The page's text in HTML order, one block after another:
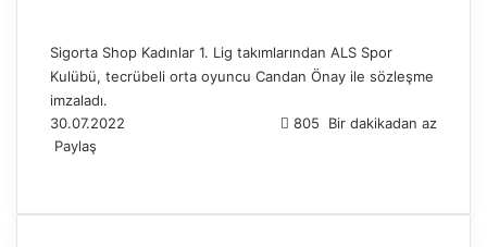
Sigorta Shop Kadınlar 1. Lig takımlarından ALS Spor
Kulübü, tecrübeli orta oyuncu Candan Önay ile sözleşme
imzaladı.
30.07.2022
805
Bir dakikadan az
Paylaş
cnm
ndalP
z